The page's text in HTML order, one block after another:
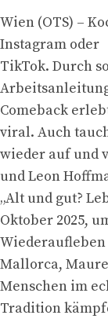
Wien (OTS) –
Instagram oder
TikTok. Durch
Comeback
viral. Auch
wieder auf und
und Leon
„Alt und gut?
Oktober 2025,
Mallorca,
Menschen im
Tradition